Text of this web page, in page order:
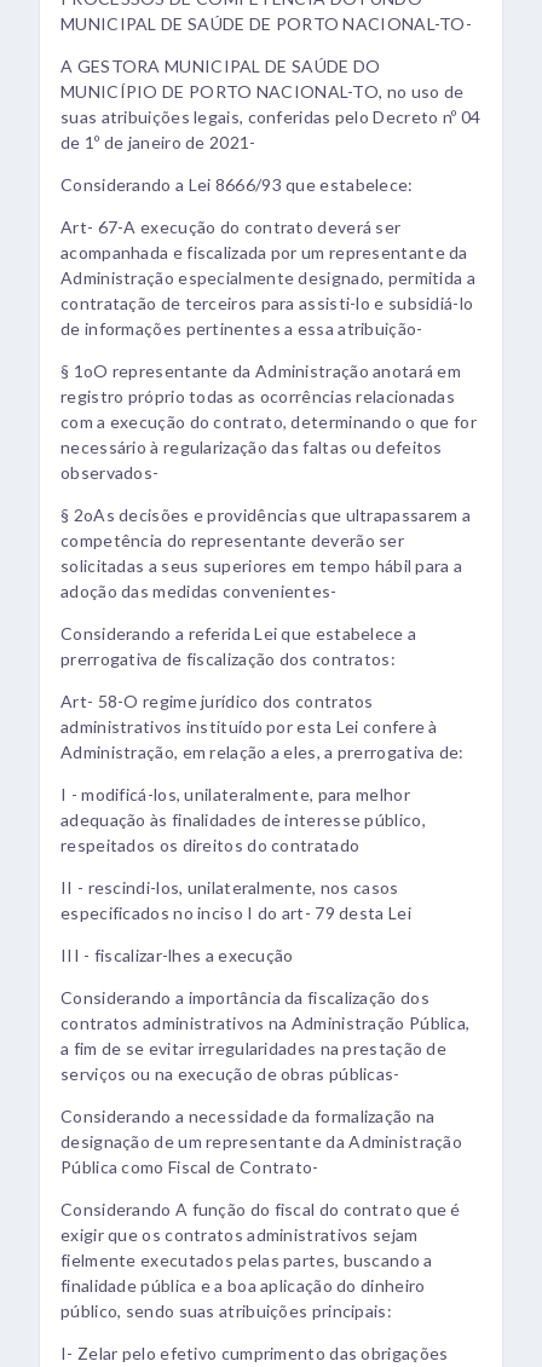
MUNICIPAL DE SAÚDE DE PORTO NACIONAL-TO-
A GESTORA MUNICIPAL DE SAÚDE DO
MUNICÍPIO DE PORTO NACIONAL-TO, no uso de
suas atribuições legais, conferidas pelo Decreto nº 04
de 1º de janeiro de 2021-
Considerando a Lei 8666/93 que estabelece:
Art- 67-A execução do contrato deverá ser
acompanhada e fiscalizada por um representante da
Administração especialmente designado, permitida a
contratação de terceiros para assisti-lo e subsidiá-lo
de informações pertinentes a essa atribuição-
§ 1oO representante da Administração anotará em
registro próprio todas as ocorrências relacionadas
com a execução do contrato, determinando o que for
necessário à regularização das faltas ou defeitos
observados-
§ 2oAs decisões e providências que ultrapassarem a
competência do representante deverão ser
solicitadas a seus superiores em tempo hábil para a
adoção das medidas convenientes-
Considerando a referida Lei que estabelece a
prerrogativa de fiscalização dos contratos:
Art- 58-O regime jurídico dos contratos
administrativos instituído por esta Lei confere à
Administração, em relação a eles, a prerrogativa de:
I - modificá-los, unilateralmente, para melhor
adequação às finalidades de interesse público,
respeitados os direitos do contratado
II - rescindi-los, unilateralmente, nos casos
especificados no inciso I do art- 79 desta Lei
III - fiscalizar-lhes a execução
Considerando a importância da fiscalização dos
contratos administrativos na Administração Pública,
a fim de se evitar irregularidades na prestação de
serviços ou na execução de obras públicas-
Considerando a necessidade da formalização na
designação de um representante da Administração
Pública como Fiscal de Contrato-
Considerando A função do fiscal do contrato que é
exigir que os contratos administrativos sejam
fielmente executados pelas partes, buscando a
finalidade pública e a boa aplicação do dinheiro
público, sendo suas atribuições principais:
I- Zelar pelo efetivo cumprimento das obrigações